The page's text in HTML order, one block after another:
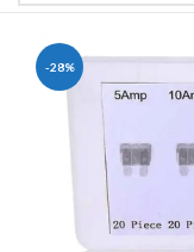
-28%